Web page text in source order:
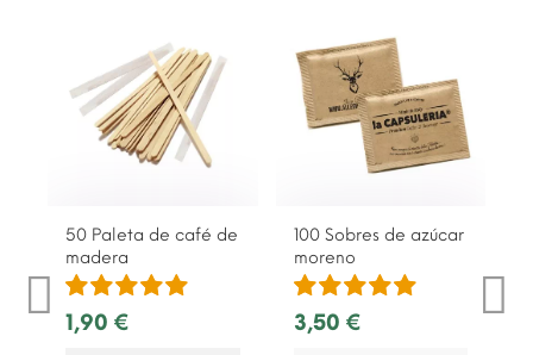
50 Paleta de café de
madera
1,90 €
100 Sobres de azúcar
moreno
3,50 €